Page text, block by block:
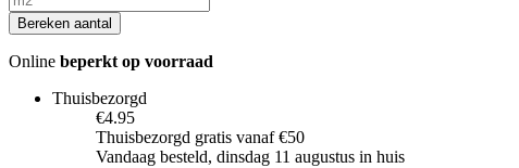
Bereken aantal
Online beperkt op voorraad
Thuisbezorgd
€4.95
Thuisbezorgd gratis vanaf €50
Vandaag besteld, dinsdag 11 augustus in huis